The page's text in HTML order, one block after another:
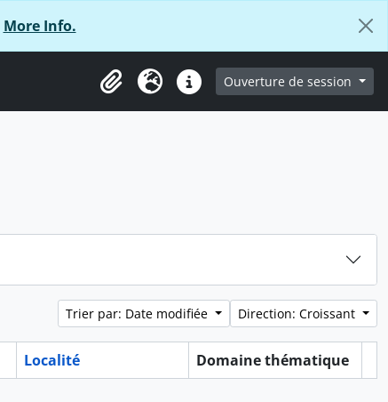
More Info.
Presse-papier
LangueLiens rapidesOuverture de session
Trier par: Date modifiée Direction: Croissant
Localité
Domaine thématique